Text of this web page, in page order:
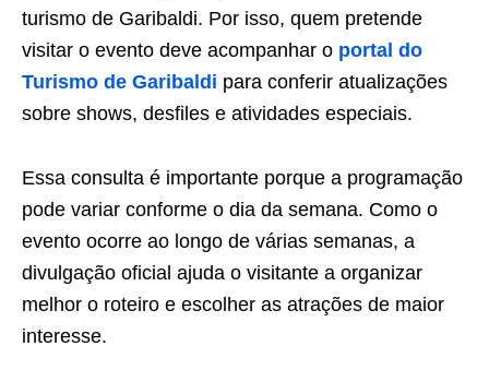
turismo de Garibaldi. Por isso, quem pretende
visitar o evento deve acompanhar o portal do
Turismo de Garibaldi para conferir atualizações
sobre shows, desfiles e atividades especiais.
Essa consulta é importante porque a programação
pode variar conforme o dia da semana. Como o
evento ocorre ao longo de várias semanas, a
divulgação oficial ajuda o visitante a organizar
melhor o roteiro e escolher as atrações de maior
interesse.